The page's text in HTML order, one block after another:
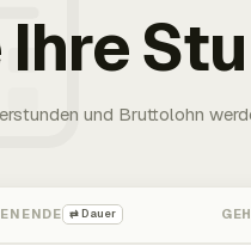
und Bruttolohn
⇄ Dauer